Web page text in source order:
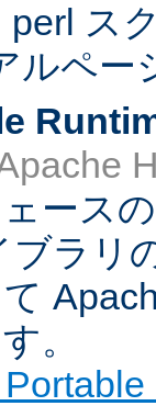
ス
ルペー
ース
ブラリ
。